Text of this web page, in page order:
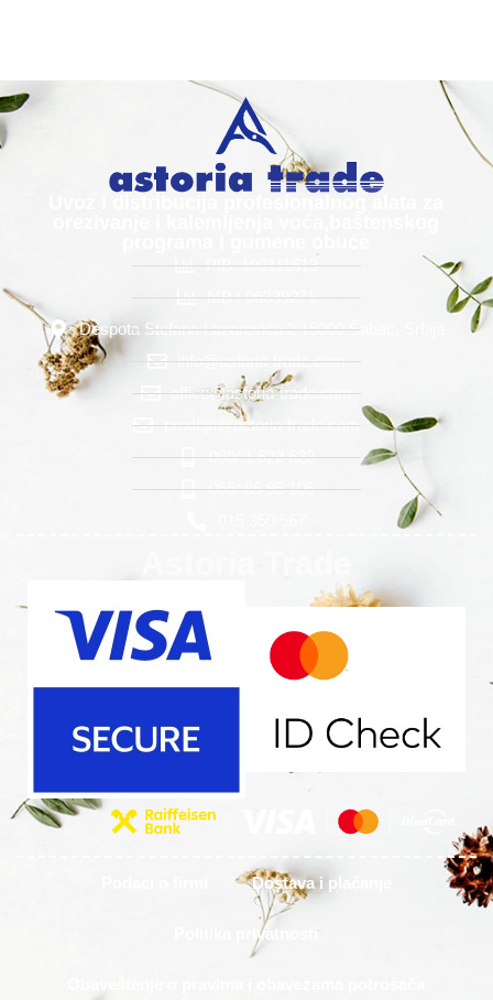
PIB: 100111613
MB : 06339271
Despota Stefana Lazarevića 2 15000 Šabac, Srbija
info@astoria-trade.com
office@astoria-trade.com
prodaja@astoria-trade.com
060/ 1 622 622
065/ 85 95 105
Dostava i plaćanje
Politika privatnosti